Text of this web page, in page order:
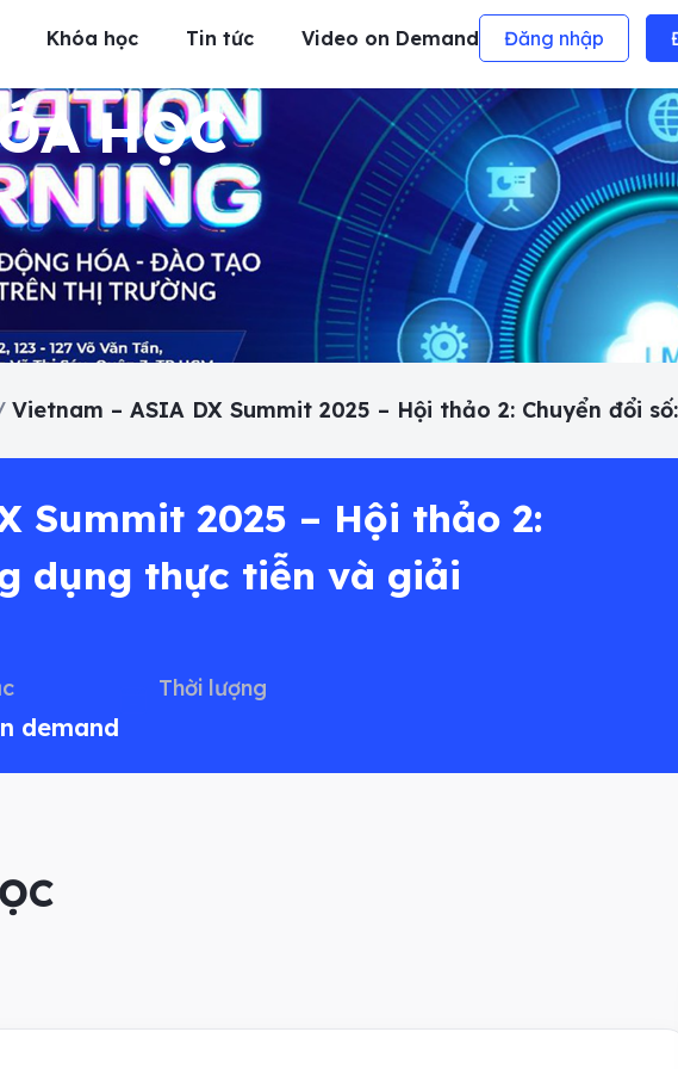
Khóa học Tin tức Video on Demand Đăng nhập
HỌC
Vietnam – ASIA DX Summit 2025 – Hội thảo 2: Chuyển đổi
Summit 2025 – Hội thảo 2:
dụng thực tiễn và giải
demand
Thời lượng